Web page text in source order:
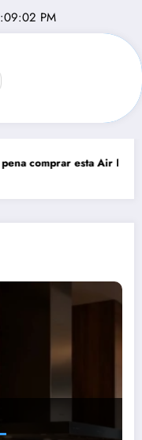
PM
a Airfryer Philips Walita